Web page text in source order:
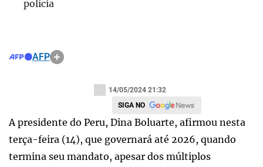
polícia
AFP
14/05/2024 21:32
SIGA NO
A presidente do Peru, Dina Boluarte, afirmou nesta
terça-feira (14), que governará até 2026, quando
termina seu mandato, apesar dos múltiplos